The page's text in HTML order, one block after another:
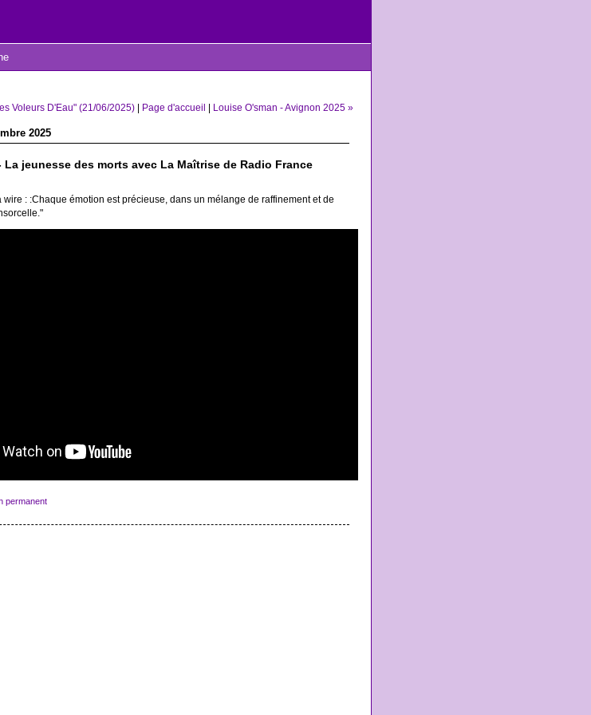
Voleurs D'Eau" (21/06/2025) | Page d'accueil | Louise O'sman - Avignon 2025 »
2025
La jeunesse des morts avec La Maîtrise de Radio France
wire : :Chaque émotion est précieuse, dans un mélange de raffinement et de
permanent